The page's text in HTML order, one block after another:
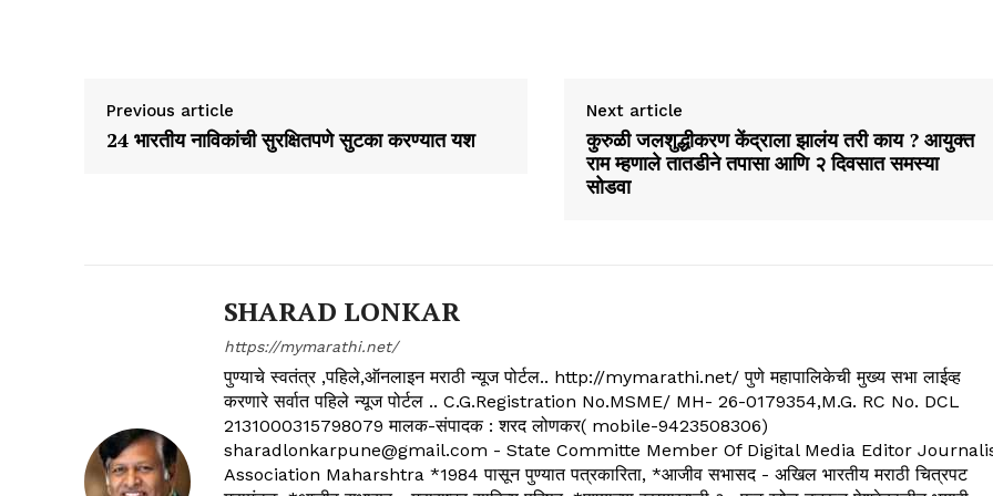
Previous article
24 भारतीय नाविकांची सुरक्षितपणे सुटका करण्यात यश
Next article
कुरुळी जलशुद्धीकरण केंद्राला झालंय तरी काय ? आयुक्त
राम म्हणाले तातडीने तपासा आणि २ दिवसात समस्या
सोडवा
SHARAD LONKAR
https://mymarathi.net/
पुण्याचे स्वतंत्र ,पहिले,ऑनलाइन मराठी न्यूज पोर्टल.. http://mymarathi.net/ पुणे महापालिकेची मुख्य सभा लाईव्ह
करणारे सर्वात पहिले न्यूज पोर्टल .. C.G.Registration No.MSME/ MH- 26-0179354,M.G. RC No. DCL
2131000315798079 मालक-संपादक : शरद लोणकर( mobile-9423508306)
sharadlonkarpune@gmail.com - State Committe Member Of Digital Media Editor
Association Maharshtra *1984 पासून पुण्यात पत्रकारिता, *आजीव सभासद - अखिल भारतीय मराठी चित्रपट